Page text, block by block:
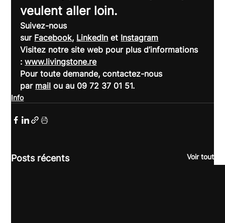
veulent aller loin.
Suivez-nous
sur Facebook, LinkedIn et Instagram
Visitez notre site web pour plus d’informations
: www.livingstone.re
Pour toute demande, contactez-nous
par mail ou au 09 72 37 01 51.
Info
Posts récents Voir tout